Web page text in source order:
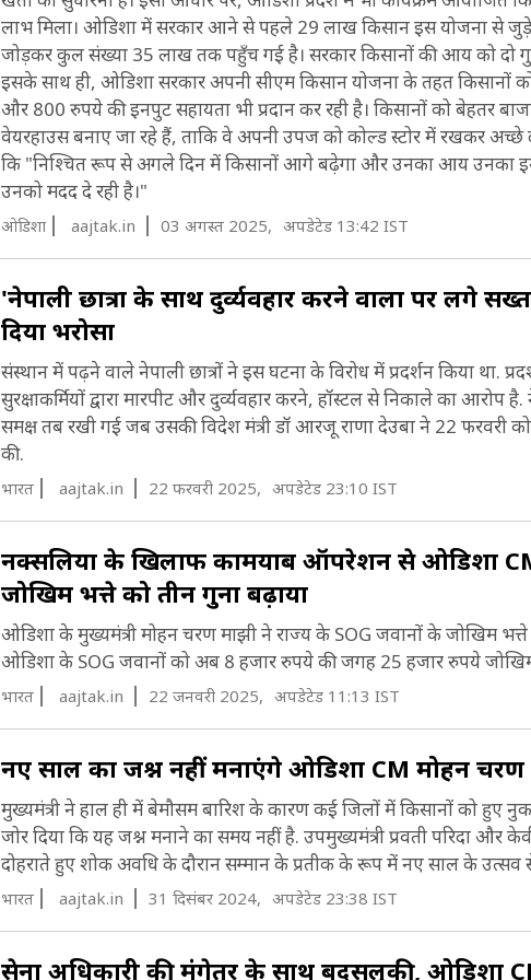
लाभ मिला। ओडिशा में सरकार आने से पहले 29 लाख किसान इस योजना से
जोड़कर कुल संख्या 35 लाख तक पहुँच गई है। सरकार किसानों की आय को दो
इसके साथ ही, ओडिशा सरकार अपनी सीएम किसान योजना के तहत किसानों को
और 800 रुपये की इनपुट सहायता भी प्रदान कर रही है। किसानों को बेहतर
वेयरहाउस बनाए जा रहे हैं, ताकि वे अपनी उपज को कोल्ड स्टोर में रखकर
कि "निश्चित रूप से अगले दिन में किसानों आगे बढ़ेगा और उनका आय उनका
उनको मदद दे रही है।"
ओडिशा aajtak.in 03 अगस्त 2025, अपडेटेड 13:42 IST
'नेपाली छात्रों के साथ दुर्व्यवहार करने वालों पर लेंगे
दिया भरोसा
संस्थान में पढ़ने वाले नेपाली छात्रों ने इस घटना के विरोध में प्रदर्शन किया था.
सुरक्षाकर्मियों द्वारा मारपीट और दुर्व्यवहार करने, हॉस्टल से निकाले का
समक्ष तब रखी गई जब उसकी विदेश मंत्री डॉ आरजू राणा देउबा ने 22 फरवरी
की.
भारत aajtak.in 22 फरवरी 2025, अपडेटेड 23:10 IST
नक्सलियों के खिलाफ कामयाब ऑपरेशन से ओडिशा
जोखिम भत्ते को तीन गुना बढ़ाया
ओडिशा के मुख्यमंत्री मोहन चरण माझी ने राज्य के SOG जवानों के जोखिम भत्ते
ओडिशा के SOG जवानों को अब 8 हजार रुपये की जगह 25 हजार रुपये जोखिम
भारत aajtak.in 22 जनवरी 2025, अपडेटेड 11:13 IST
नए साल का जश्न नहीं मनाएंगे ओडिशा CM मोहन
मुख्यमंत्री ने हाल ही में बेमौसम बारिश के कारण कई जिलों में किसानों को हुए
जोर दिया कि यह जश्न मनाने का समय नहीं है. उपमुख्यमंत्री प्रवती परिदा और
दोहराते हुए शोक अवधि के दौरान सम्मान के प्रतीक के रूप में नए साल के उत्सव
भारत aajtak.in 31 दिसंबर 2024, अपडेटेड 23:38 IST
सेना अधिकारी की मंगेतर के साथ बदसलूकी, ओडिशा